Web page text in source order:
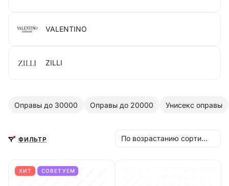
VALENTINO
ZILLI
Оправы до 30000 Оправы до 20000 Унисекс оправы
ФИЛЬТР По возрастанию сортировки
ХИТ СОВЕТУЕМ